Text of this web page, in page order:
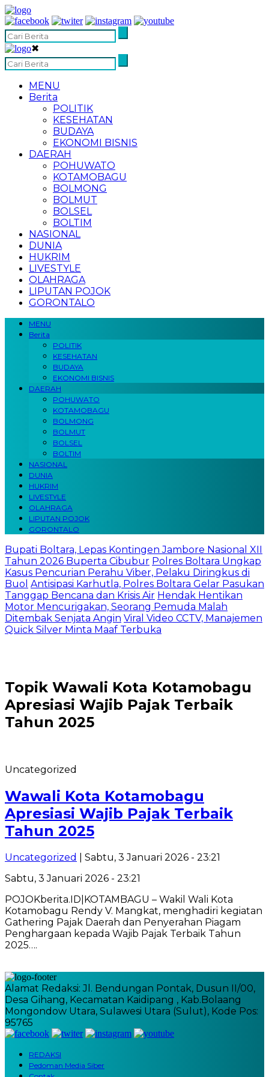
✖
MENU
Berita
POLITIK
KESEHATAN
BUDAYA
EKONOMI BISNIS
DAERAH
POHUWATO
KOTAMOBAGU
BOLMONG
BOLMUT
BOLSEL
BOLTIM
NASIONAL
DUNIA
HUKRIM
LIVESTYLE
OLAHRAGA
LIPUTAN POJOK
GORONTALO
MENU
Berita
POLITIK
KESEHATAN
BUDAYA
EKONOMI BISNIS
DAERAH
POHUWATO
KOTAMOBAGU
BOLMONG
BOLMUT
BOLSEL
BOLTIM
NASIONAL
DUNIA
HUKRIM
LIVESTYLE
OLAHRAGA
LIPUTAN POJOK
GORONTALO
Bupati Boltara, Lepas Kontingen Jambore Nasional XII
Tahun 2026 Buperta Cibubur Polres Boltara Ungkap
Kasus Pencurian Perahu Viber, Pelaku Diringkus di
Buol Antisipasi Karhutla, Polres Boltara Gelar Pasukan
Tanggap Bencana dan Krisis Air Hendak Hentikan
Motor Mencurigakan, Seorang Pemuda Malah
Ditembak Senjata Angin Viral Video CCTV, Manajemen
Quick Silver Minta Maaf Terbuka
Topik Wawali Kota Kotamobagu
Apresiasi Wajib Pajak Terbaik
Tahun 2025
Uncategorized
Wawali Kota Kotamobagu
Apresiasi Wajib Pajak Terbaik
Tahun 2025
Uncategorized
| Sabtu, 3 Januari 2026 - 23:21
Sabtu, 3 Januari 2026 - 23:21
POJOKberita.ID|KOTAMBAGU – Wakil Wali Kota
Kotamobagu Rendy V. Mangkat, menghadiri kegiatan
Gathering Pajak Daerah dan Penyerahan Piagam
Penghargaan kepada Wajib Pajak Terbaik Tahun
2025….
Alamat Redaksi: Jl. Bendungan Pontak, Dusun II/00,
Desa Gihang, Kecamatan Kaidipang , Kab.Bolaang
Mongondow Utara, Sulawesi Utara (Sulut), Kode Pos:
95765
REDAKSI
Pedoman Media Siber